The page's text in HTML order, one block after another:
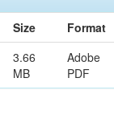
Size
Format
3.66
MB
Adobe
PDF